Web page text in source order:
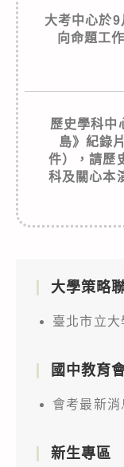
大考中心於
向命題工
歷史學科中
島》紀錄
件），請歷
科及關心本
大學策略
臺北市立大
國中教育
會考最新消
新生專區